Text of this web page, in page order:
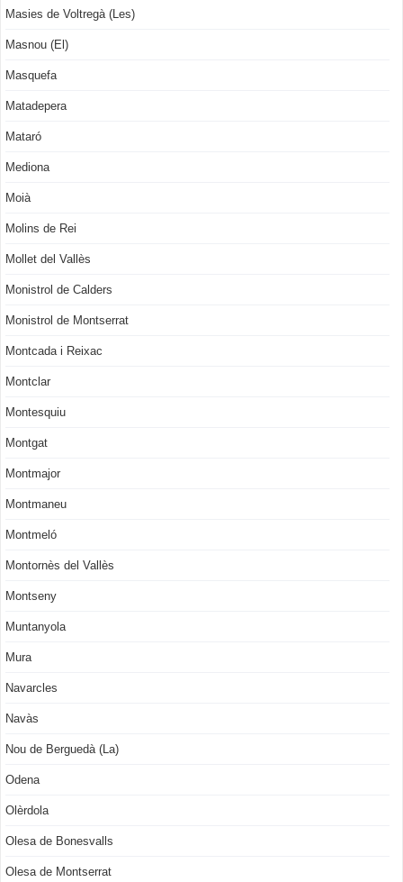
Masies de Voltregà (Les)
Masnou (El)
Masquefa
Matadepera
Mataró
Mediona
Moià
Molins de Rei
Mollet del Vallès
Monistrol de Calders
Monistrol de Montserrat
Montcada i Reixac
Montclar
Montesquiu
Montgat
Montmajor
Montmaneu
Montmeló
Montornès del Vallès
Montseny
Muntanyola
Mura
Navarcles
Navàs
Nou de Berguedà (La)
Odena
Olèrdola
Olesa de Bonesvalls
Olesa de Montserrat